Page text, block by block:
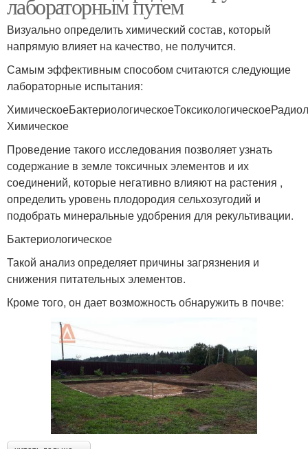
лабораторным путем
Визуально определить химический состав, который
напрямую влияет на качество, не получится.
Самым эффективным способом считаются следующие
лабораторные испытания:
Химическое
Проведение такого исследования позволяет узнать
содержание в земле токсичных элементов и их
соединений, которые негативно влияют на растения ,
определить уровень плодородия сельхозугодий и
подобрать минеральные удобрения для рекультивации.
Бактериологическое
Такой анализ определяет причины загрязнения и
снижения питательных элементов.
Кроме того, он дает возможность обнаружить в почве: